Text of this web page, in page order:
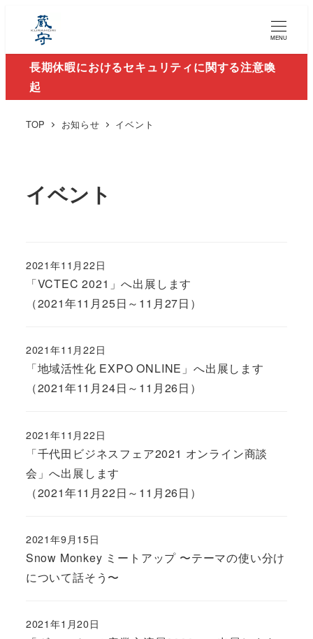
MENU
長期休暇におけるセキュリティに関する注意喚
起
TOP お知らせ イベント
イベント
「VCTEC 2021」へ出展します
（2021年11月25日～11月27日）
2021年11月22日
「地域活性化 EXPO ONLINE」へ出展します
（2021年11月24日～11月26日）
2021年11月22日
「千代田ビジネスフェア2021 オンライン商談
会」へ出展します
（2021年11月22日～11月26日）
2021年11月22日
Snow Monkey ミートアップ 〜テーマの使い分け
について話そう〜
2021年9月15日
2021年1月20日